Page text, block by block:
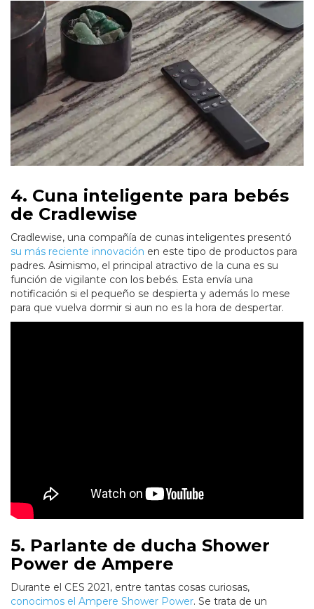
4. Cuna inteligente para bebés
de Cradlewise
Cradlewise, una compañía de cunas inteligentes presentó
su más reciente innovación en este tipo de productos para
padres. Asimismo, el principal atractivo de la cuna es su
función de vigilante con los bebés. Esta envía una
notificación si el pequeño se despierta y además lo mese
para que vuelva dormir si aun no es la hora de despertar.
5. Parlante de ducha Shower
Power de Ampere
Durante el CES 2021, entre tantas cosas curiosas,
conocimos el Ampere Shower Power. Se trata de un